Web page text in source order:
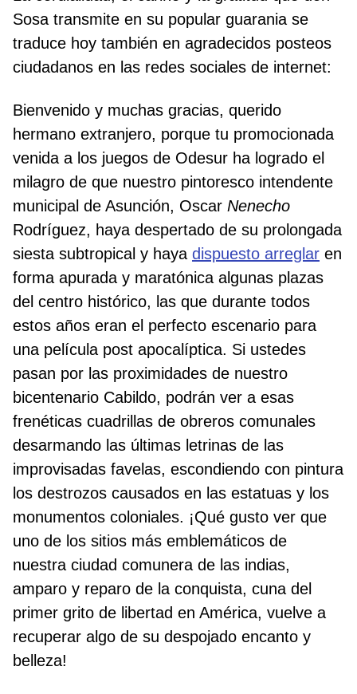
Sosa transmite en su popular guarania se
traduce hoy también en agradecidos posteos
ciudadanos en las redes sociales de internet:
Bienvenido y muchas gracias, querido
hermano extranjero, porque tu promocionada
venida a los juegos de Odesur ha logrado el
milagro de que nuestro pintoresco intendente
municipal de Asunción, Oscar Nenecho
Rodríguez, haya despertado de su prolongada
siesta subtropical y haya dispuesto arreglar en
forma apurada y maratónica algunas plazas
del centro histórico, las que durante todos
estos años eran el perfecto escenario para
una película post apocalíptica. Si ustedes
pasan por las proximidades de nuestro
bicentenario Cabildo, podrán ver a esas
frenéticas cuadrillas de obreros comunales
desarmando las últimas letrinas de las
improvisadas favelas, escondiendo con pintura
los destrozos causados en las estatuas y los
monumentos coloniales. ¡Qué gusto ver que
uno de los sitios más emblemáticos de
nuestra ciudad comunera de las indias,
amparo y reparo de la conquista, cuna del
primer grito de libertad en América, vuelve a
recuperar algo de su despojado encanto y
belleza!